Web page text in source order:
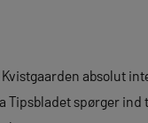
Kvistgaarden absolut
Tipsbladet spørger ind